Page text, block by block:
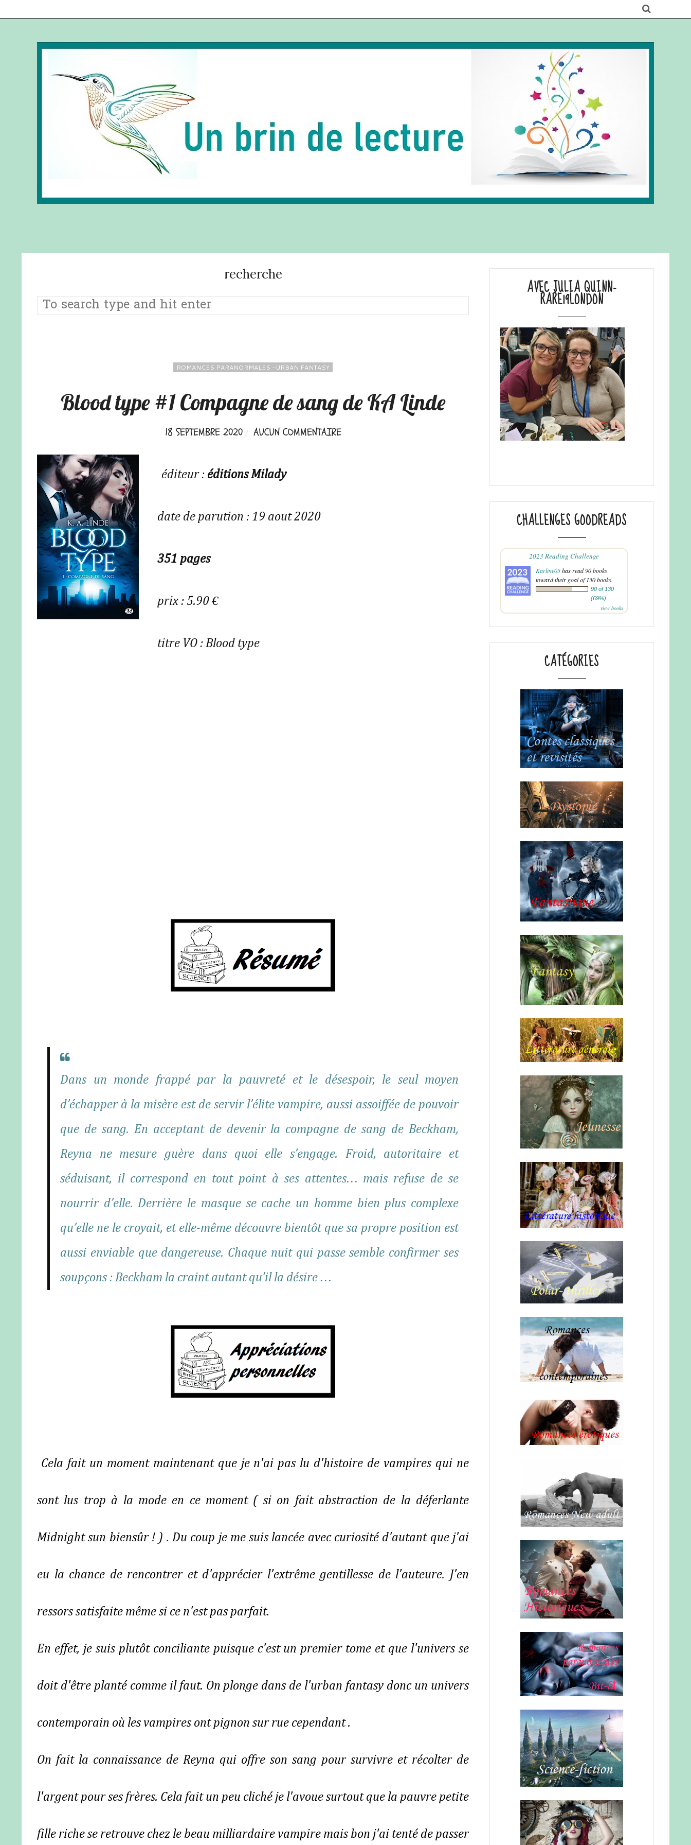
recherche
ROMANCES PARANORMALES -URBAN FANTASY
Blood type #1 Compagne de sang de KA Linde
18 SEPTEMBRE 2020 AUCUN COMMENTAIRE
éditeur : éditions Milady
date de parution : 19 aout 2020
351 pages
prix : 5.90 €
titre VO : Blood type
Dans un monde frappé par la pauvreté et le désespoir, le seul moyen
d’échapper à la misère est de servir l’élite vampire, aussi assoiffée de pouvoir
que de sang. En acceptant de devenir la compagne de sang de Beckham,
Reyna ne mesure guère dans quoi elle s’engage. Froid, autoritaire et
séduisant, il correspond en tout point à ses attentes… mais refuse de se
nourrir d’elle. Derrière le masque se cache un homme bien plus complexe
qu’elle ne le croyait, et elle-même découvre bientôt que sa propre position est
aussi enviable que dangereuse. Chaque nuit qui passe semble confirmer ses
soupçons : Beckham la craint autant qu’il la désire …
Cela fait un moment maintenant que je n'ai pas lu d'histoire de vampires qui ne
sont lus trop à la mode en ce moment ( si on fait abstraction de la déferlante
Midnight sun biensûr ! ) . Du coup je me suis lancée avec curiosité d'autant que j'ai
eu la chance de rencontrer et d'apprécier l'extrême gentillesse de l'auteure. J'en
ressors satisfaite même si ce n'est pas parfait.
En effet, je suis plutôt conciliante puisque c'est un premier tome et que l'univers se
doit d'être planté comme il faut. On plonge dans de l'urban fantasy donc un univers
contemporain où les vampires ont pignon sur rue cependant .
On fait la connaissance de Reyna qui offre son sang pour survivre et récolter de
l'argent pour ses frères. Cela fait un peu cliché je l'avoue surtout que la pauvre petite
fille riche se retrouve chez le beau milliardaire vampire mais bon j'ai tenté de passer
AVEC JULIA QUINN-
RARE19LONDON
CHALLENGES GOODREADS
2023 Reading Challenge
Karline05has read 90 books
toward their goal of 130 books.
90 of 130
(69%)
view books
CATÉGORIES